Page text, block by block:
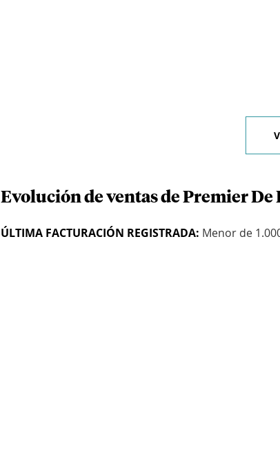
Evolución de ventas de Premier De
ÚLTIMA FACTURACIÓN REGISTRADA: Menor de